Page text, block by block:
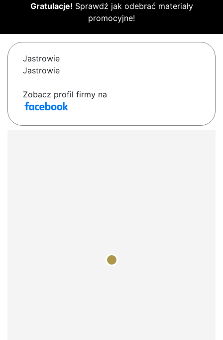
Gratulacje! Sprawdź jak odebrać materiały
promocyjne!
Jastrowie
Jastrowie
Zobacz profil firmy na